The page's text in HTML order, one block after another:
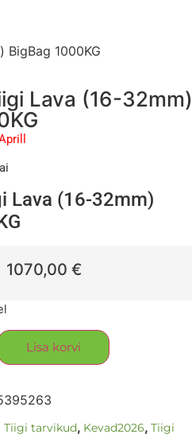
1000KG
Lava (16-32mm)
Lava (16-32mm)
1070,00€
Lisa korvi
Tiigi tarvikud, Kevad2026, Tiigi